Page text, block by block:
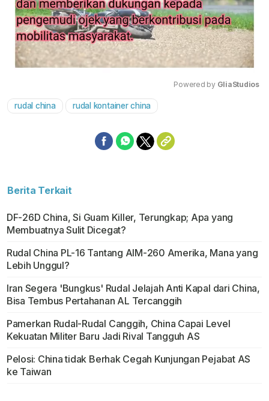
Powered by GliaStudios
rudal china rudal kontainer china
Berita Terkait
DF-26D China, Si Guam Killer, Terungkap; Apa yang
Membuatnya Sulit Dicegat?
Rudal China PL-16 Tantang AIM-260 Amerika, Mana yang
Lebih Unggul?
Iran Segera 'Bungkus' Rudal Jelajah Anti Kapal dari China,
Bisa Tembus Pertahanan AL Tercanggih
Pamerkan Rudal-Rudal Canggih, China Capai Level
Kekuatan Militer Baru Jadi Rival Tangguh AS
Pelosi: China tidak Berhak Cegah Kunjungan Pejabat AS
ke Taiwan